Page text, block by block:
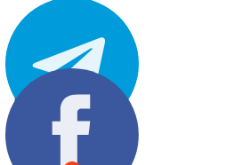
Paylaş: